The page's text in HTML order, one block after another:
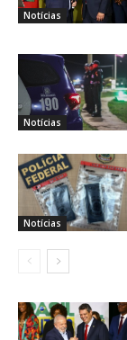
Notícias
Notícias
Notícias